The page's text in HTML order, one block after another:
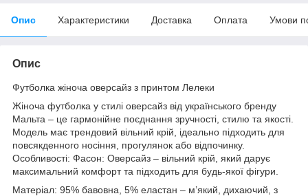
Опис Характеристики Доставка Оплата Умови
Опис
Футболка жіноча оверсайз з принтом Лелеки
Жіноча футболка у стилі оверсайз від українського бренду
Мальта – це гармонійне поєднання зручності, стилю та якості.
Модель має трендовий вільний крій, ідеально підходить для
повсякденного носіння, прогулянок або відпочинку.
Особливості: Фасон: Оверсайз – вільний крій, який дарує
максимальний комфорт та підходить для будь-якої фігури.
Матеріал: 95% бавовна, 5% еластан – м’який, дихаючий, з